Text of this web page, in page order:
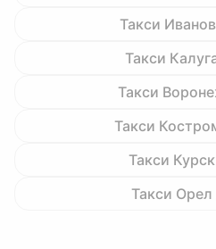
Такси
Такси
Такси
Такси
Такси
Такси